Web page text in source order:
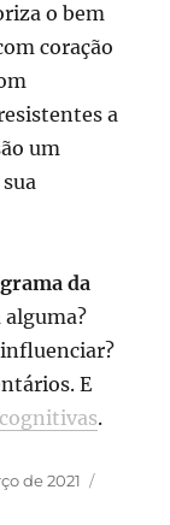
o bem
coração
a
um
da
E
.
de 2021